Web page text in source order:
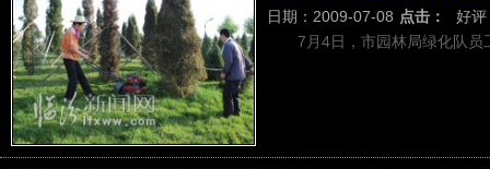
日期：2009-07-08 点击：
好评
7月4日，市园林局绿化队